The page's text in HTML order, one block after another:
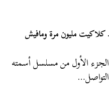
مليون مرة ومافيش
الأول من مسلسل أسمته